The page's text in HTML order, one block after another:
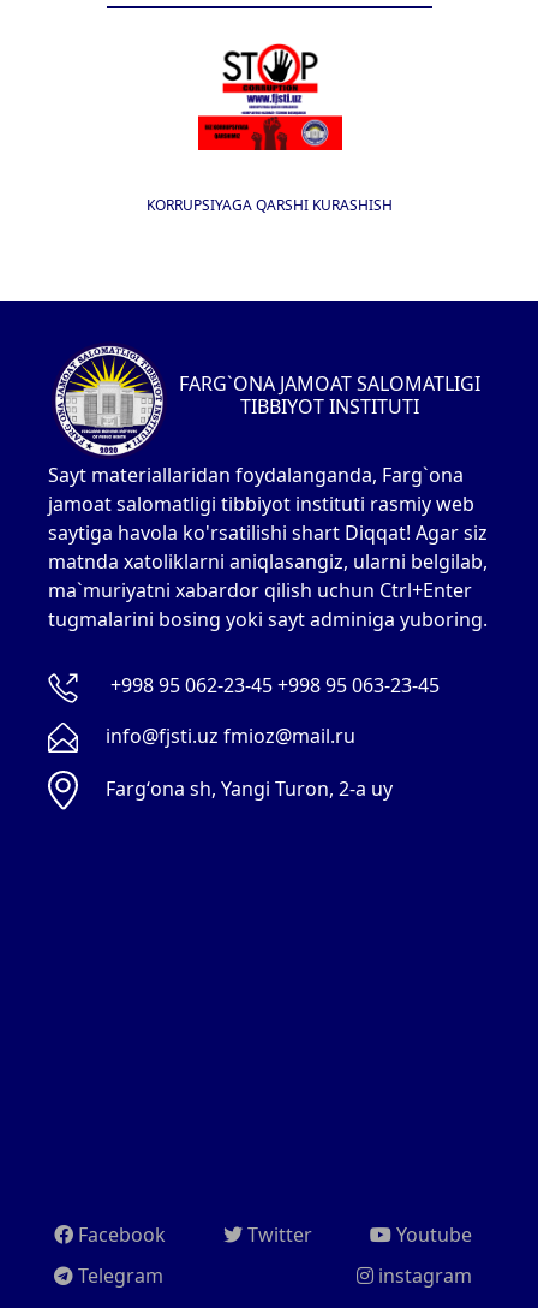
KORRUPSIYAGA QARSHI KURASHISH
FARG`ONA JAMOAT SALOMATLIGI
TIBBIYOT INSTITUTI
Sayt materiallaridan foydalanganda, Farg`ona
jamoat salomatligi tibbiyot instituti rasmiy web
saytiga havola ko'rsatilishi shart Diqqat! Agar siz
matnda xatoliklarni aniqlasangiz, ularni belgilab,
ma`muriyatni xabardor qilish uchun Ctrl+Enter
tugmalarini bosing yoki sayt adminiga yuboring.
+998 95 062-23-45 +998 95 063-23-45
info@fjsti.uz fmioz@mail.ru
Fargʻona sh, Yangi Turon, 2-a uy
Facebook Twitter
Youtube
Telegram
instagram